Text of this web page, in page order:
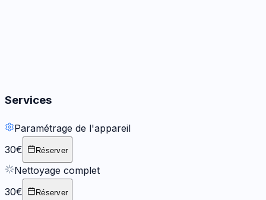
Services
Paramétrage de l'appareil
30€
Réserver
Nettoyage complet
30€
Réserver